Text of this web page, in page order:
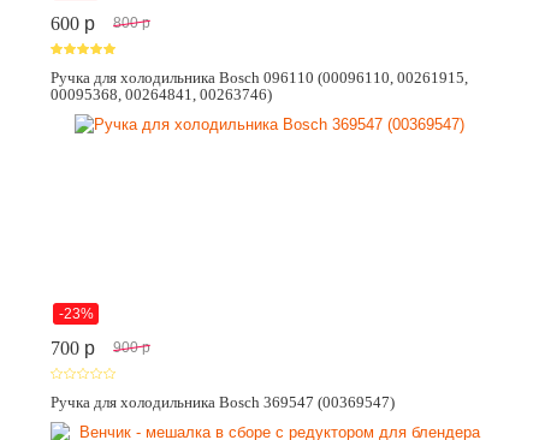
600 p 800 p
Ручка для холодильника Bosch 096110 (00096110, 00261915,
00095368, 00264841, 00263746)
-23%
700 p 900 p
Ручка для холодильника Bosch 369547 (00369547)